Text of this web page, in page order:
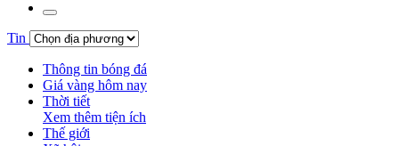
Tin
Thông tin bóng đá
Giá vàng hôm nay
Thời tiết
Xem thêm tiện ích
Thế giới